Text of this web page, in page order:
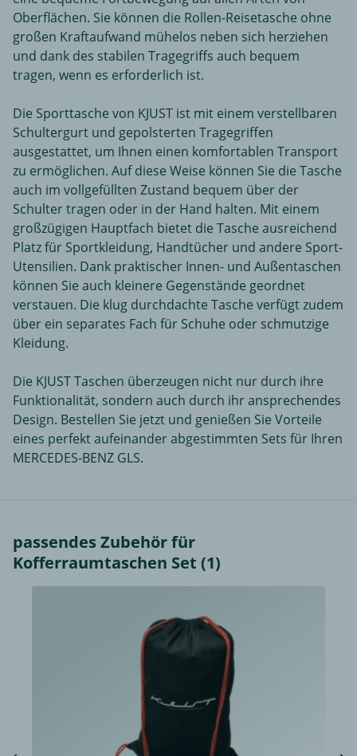
Oberflächen. Sie können die Rollen-Reisetasche ohne
großen Kraftaufwand mühelos neben sich herziehen
und dank des stabilen Tragegriffs auch bequem
tragen, wenn es erforderlich ist.
Die Sporttasche von KJUST ist mit einem verstellbaren
Schultergurt und gepolsterten Tragegriffen
ausgestattet, um Ihnen einen komfortablen Transport
zu ermöglichen. Auf diese Weise können Sie die Tasche
auch im vollgefüllten Zustand bequem über der
Schulter tragen oder in der Hand halten. Mit einem
großzügigen Hauptfach bietet die Tasche ausreichend
Platz für Sportkleidung, Handtücher und andere Sport-
Utensilien. Dank praktischer Innen- und Außentaschen
können Sie auch kleinere Gegenstände geordnet
verstauen. Die klug durchdachte Tasche verfügt zudem
über ein separates Fach für Schuhe oder schmutzige
Kleidung.
Die KJUST Taschen überzeugen nicht nur durch ihre
Funktionalität, sondern auch durch ihr ansprechendes
Design. Bestellen Sie jetzt und genießen Sie Vorteile
eines perfekt aufeinander abgestimmten Sets für Ihren
MERCEDES-BENZ GLS.
passendes Zubehör für
Kofferraumtaschen Set (1)